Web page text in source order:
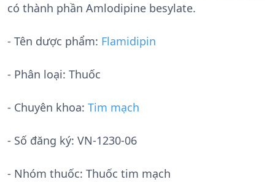
có thành phần Amlodipine besylate.
- Tên dược phẩm: Flamidipin
- Phân loại: Thuốc
- Chuyên khoa: Tim mạch
- Số đăng ký: VN-1230-06
- Nhóm thuốc: Thuốc tim mạch